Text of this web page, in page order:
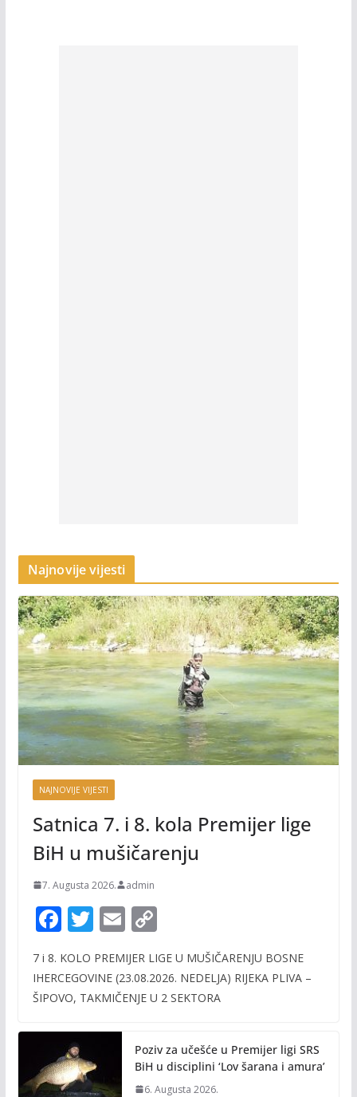
Najnovije vijesti
NAJNOVIJE VIJESTI
Satnica 7. i 8. kola Premijer lige
BiH u mušičarenju
7. Augusta 2026. admin
F
e
b
o
k
T
itt
er
E
ai
l
C
p
y
n
k
7 i 8. KOLO PREMIJER LIGE U MUŠIČARENJU BOSNE
IHERCEGOVINE (23.08.2026. NEDELJA) RIJEKA PLIVA –
ŠIPOVO, TAKMIČENJE U 2 SEKTORA
Poziv za učešće u Premijer ligi SRS
BiH u disciplini ‘Lov šarana i amura’
6. Augusta 2026.